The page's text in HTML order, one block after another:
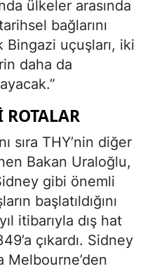
ülkeler arasında
bağlarını
Bingazi uçuşları, iki
daha da
sıra THY’nin diğer
Bakan Uraloğlu,
gibi önemli
başlatıldığını
itibarıyla dış hat
çıkardı. Sidney
Melbourne’den